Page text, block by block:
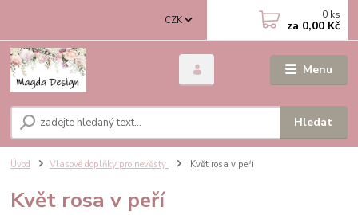
Menu
CZK
Hledat
0 ks
za 0,00 Kč
Úvod Vlasové doplňky pro nevěsty Květ rosa v peří
Květ rosa v peří